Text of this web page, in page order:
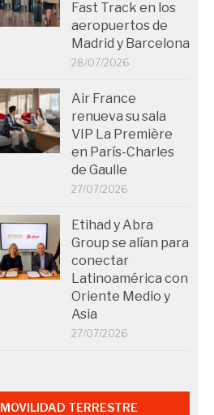
Fast Track en los
aeropuertos de
Madrid y Barcelona
28/07/2026
Air France
renueva su sala
VIP La Première
en París-Charles
de Gaulle
27/07/2026
Etihad y Abra
Group se alían para
conectar
Latinoamérica con
Oriente Medio y
Asia
27/07/2026
MOVILIDAD TERRESTRE